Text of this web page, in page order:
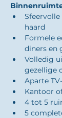
haard
Formele
diners en
Volledig
gezellige
Aparte
Kantoor
4 tot 5
5